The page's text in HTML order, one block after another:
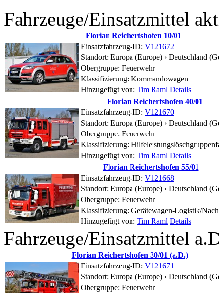
Fahrzeuge/Einsatzmittel
Florian Reichertshofen 10/01
Einsatzfahrzeug-ID: V121672
Standort: Europa (Europe) › Deutschland
Obergruppe: Feuerwehr
Klassifizierung: Kommandowagen
Hinzugefügt von: Tim Raml Details
Florian Reichertshofen 40/01
Einsatzfahrzeug-ID: V121670
Standort: Europa (Europe) › Deutschland
Obergruppe: Feuerwehr
Klassifizierung:
Hinzugefügt von: Tim Raml Details
Florian Reichertshofen 55/01
Einsatzfahrzeug-ID: V121668
Standort: Europa (Europe) › Deutschland
Obergruppe: Feuerwehr
Klassifizierung: Gerätewagen-Logistik/
Hinzugefügt von: Tim Raml Details
Fahrzeuge/Einsatzmittel
Florian Reichertshofen 30/01 (a.D.)
Einsatzfahrzeug-ID: V121671
Standort: Europa (Europe) › Deutschland
Obergruppe: Feuerwehr